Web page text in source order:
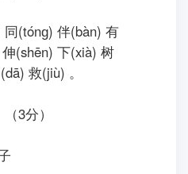
(tónɡ) 伴(bàn) 有
(shēn) 下(xià) 树
救(jiù) 。
3分）